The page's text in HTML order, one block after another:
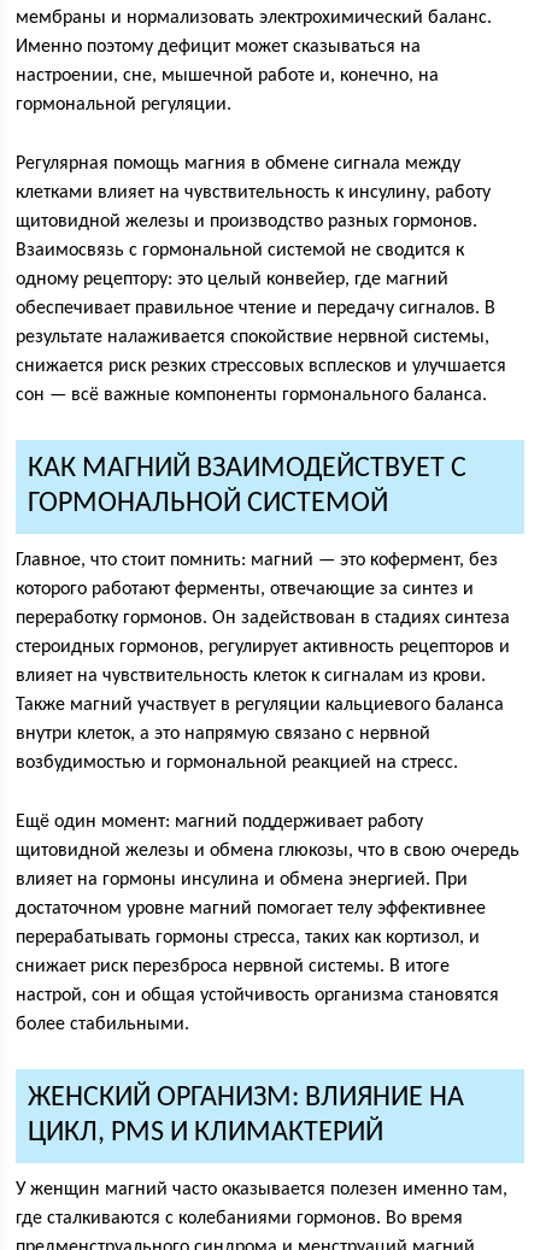
мембраны и нормализовать электрохимический баланс.
Именно поэтому дефицит может сказываться на
настроении, сне, мышечной работе и, конечно, на
гормональной регуляции.
Регулярная помощь магния в обмене сигнала между
клетками влияет на чувствительность к инсулину, работу
щитовидной железы и производство разных гормонов.
Взаимосвязь с гормональной системой не сводится к
одному рецептору: это целый конвейер, где магний
обеспечивает правильное чтение и передачу сигналов. В
результате налаживается спокойствие нервной системы,
снижается риск резких стрессовых всплесков и улучшается
сон — всё важные компоненты гормонального баланса.
КАК МАГНИЙ ВЗАИМОДЕЙСТВУЕТ С
ГОРМОНАЛЬНОЙ СИСТЕМОЙ
Главное, что стоит помнить: магний — это кофермент, без
которого работают ферменты, отвечающие за синтез и
переработку гормонов. Он задействован в стадиях синтеза
стероидных гормонов, регулирует активность рецепторов и
влияет на чувствительность клеток к сигналам из крови.
Также магний участвует в регуляции кальциевого баланса
внутри клеток, а это напрямую связано с нервной
возбудимостью и гормональной реакцией на стресс.
Ещё один момент: магний поддерживает работу
щитовидной железы и обмена глюкозы, что в свою очередь
влияет на гормоны инсулина и обмена энергией. При
достаточном уровне магний помогает телу эффективнее
перерабатывать гормоны стресса, таких как кортизол, и
снижает риск перезброса нервной системы. В итоге
настрой, сон и общая устойчивость организма становятся
более стабильными.
ЖЕНСКИЙ ОРГАНИЗМ: ВЛИЯНИЕ НА
ЦИКЛ, PMS И КЛИМАКТЕРИЙ
У женщин магний часто оказывается полезен именно там,
где сталкиваются с колебаниями гормонов. Во время